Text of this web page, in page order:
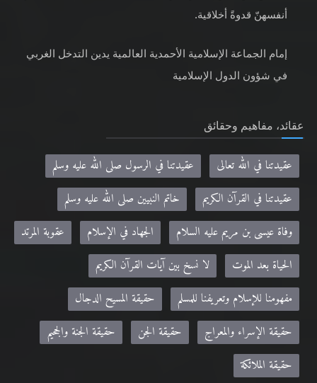
أنفسهنّ قدوةً أخلاقية.
إمام الجماعة الإسلامية الأحمدية العالمية يدين التدخل الغربي
في شؤون الدول الإسلامية
عقائد، مفاهيم وحقائق
عقيدتنا في الله تعالى
عقيدتنا في الرسول صلى الله عليه وسلم
عقيدتنا في القرآن الكريم
خاتم النبيين صلى الله عليه وسلم
وفاة عيسى بن مريم عليه السلام
الجهاد في الإسلام
عقوبة المرتد
الحياة بعد الموت
لا نسخ بين آيات القرآن الكريم
مفهومنا للإسلام وتعريفنا للمسلم
حقيقة المسيح الدجال
حقيقة الإسراء والمعراج
حقيقة الجن
حقيقة الجنة والجحيم
حقيقة الملائكة